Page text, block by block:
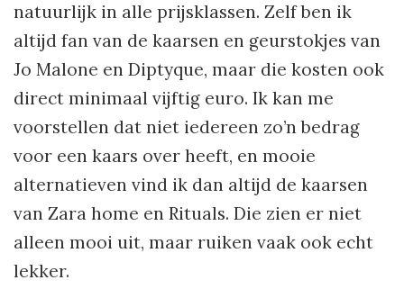
natuurlijk in alle prijsklassen. Zelf ben ik
altijd fan van de kaarsen en geurstokjes van
Jo Malone en Diptyque, maar die kosten ook
direct minimaal vijftig euro. Ik kan me
voorstellen dat niet iedereen zo’n bedrag
voor een kaars over heeft, en mooie
alternatieven vind ik dan altijd de kaarsen
van Zara home en Rituals. Die zien er niet
alleen mooi uit, maar ruiken vaak ook echt
lekker.